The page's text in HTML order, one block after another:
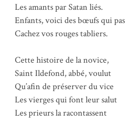
Les amants par Satan liés.
Enfants, voici des bœufs qui
Cachez vos rouges tabliers.
Cette histoire de la novice,
Saint Ildefond, abbé, voulut
Qu’afin de préserver du vice
Les vierges qui font leur salut
Les prieurs la racontassent